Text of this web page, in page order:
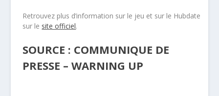
Retrouvez plus d’information sur le jeu et sur le Hubdate
sur le site officiel.
SOURCE : COMMUNIQUE DE
PRESSE – WARNING UP